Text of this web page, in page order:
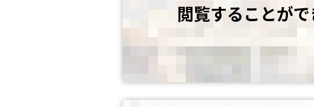
閲覧することがで